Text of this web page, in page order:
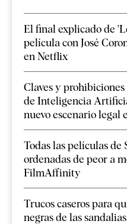
El final explicado de
película con José
en Netflix
Claves y
de Inteligencia
nuevo escenario legal
Todas las películas de
ordenadas de peor a
FilmAffinity
Trucos caseros para
negras de las